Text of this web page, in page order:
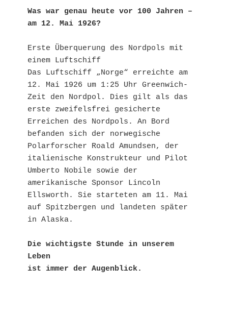
Was war genau heute vor 100 Jahren –
am 12. Mai 1926?
Erste Überquerung des Nordpols mit
einem Luftschiff
Das Luftschiff „Norge“ erreichte am
12. Mai 1926 um 1:25 Uhr Greenwich-
Zeit den Nordpol. Dies gilt als das
erste zweifelsfrei gesicherte
Erreichen des Nordpols. An Bord
befanden sich der norwegische
Polarforscher Roald Amundsen, der
italienische Konstrukteur und Pilot
Umberto Nobile sowie der
amerikanische Sponsor Lincoln
Ellsworth. Sie starteten am 11. Mai
auf Spitzbergen und landeten später
in Alaska.
Die wichtigste Stunde in unserem
Leben
ist immer der Augenblick.